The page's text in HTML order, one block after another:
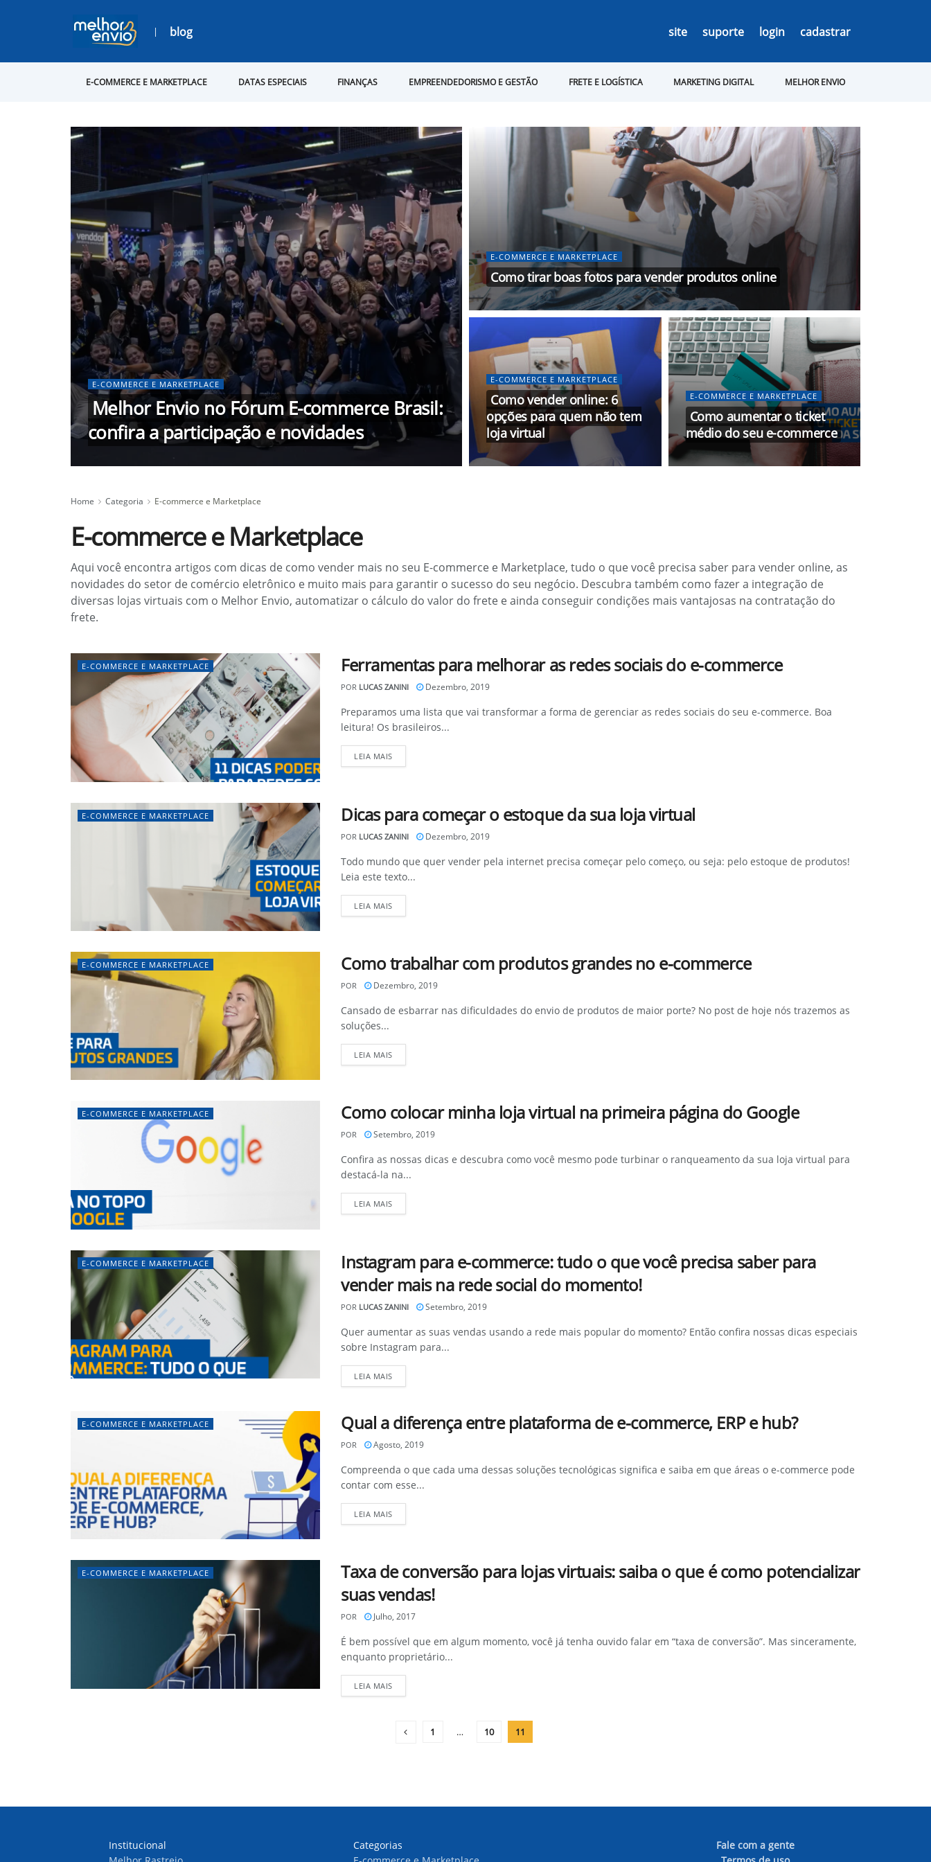
blog site suporte login cadastrar
E-COMMERCE E MARKETPLACE DATAS ESPECIAIS FINANÇAS EMPREENDEDORISMO E GESTÃO FRETE E LOGÍSTICA MARKETING DIGITAL MELHOR ENVIO
E-COMMERCE E MARKETPLACE
Melhor Envio no Fórum E-commerce Brasil:
confira a participação e novidades
E-COMMERCE E MARKETPLACE
Como tirar boas fotos para vender produtos online
E-COMMERCE E MARKETPLACE
Como vender online: 6
opções para quem não tem
loja virtual
E-COMMERCE E MARKETPLACE
Como aumentar o ticket
médio do seu e-commerce
Home Categoria E-commerce e Marketplace
E-commerce e Marketplace
Aqui você encontra artigos com dicas de como vender mais no seu E-commerce e Marketplace, tudo o que você precisa saber para vender online, as
novidades do setor de comércio eletrônico e muito mais para garantir o sucesso do seu negócio. Descubra também como fazer a integração de
diversas lojas virtuais com o Melhor Envio, automatizar o cálculo do valor do frete e ainda conseguir condições mais vantajosas na contratação do
frete.
E-COMMERCE E MARKETPLACE Ferramentas para melhorar as redes sociais do e-commerce
POR LUCAS ZANINI Dezembro, 2019
Preparamos uma lista que vai transformar a forma de gerenciar as redes sociais do seu e-commerce. Boa
leitura! Os brasileiros...
LEIA MAISDETAILS
E-COMMERCE E MARKETPLACE Dicas para começar o estoque da sua loja virtual
POR LUCAS ZANINI Dezembro, 2019
Todo mundo que quer vender pela internet precisa começar pelo começo, ou seja: pelo estoque de produtos!
Leia este texto...
LEIA MAISDETAILS
E-COMMERCE E MARKETPLACE Como trabalhar com produtos grandes no e-commerce
POR Dezembro, 2019
Cansado de esbarrar nas dificuldades do envio de produtos de maior porte? No post de hoje nós trazemos as
soluções...
LEIA MAISDETAILS
E-COMMERCE E MARKETPLACE Como colocar minha loja virtual na primeira página do Google
POR Setembro, 2019
Confira as nossas dicas e descubra como você mesmo pode turbinar o ranqueamento da sua loja virtual para
destacá-la na...
LEIA MAISDETAILS
E-COMMERCE E MARKETPLACE
Instagram para e-commerce: tudo o que você precisa saber para
vender mais na rede social do momento!
POR LUCAS ZANINI Setembro, 2019
Quer aumentar as suas vendas usando a rede mais popular do momento? Então confira nossas dicas especiais
sobre Instagram para...
LEIA MAISDETAILS
E-COMMERCE E MARKETPLACE Qual a diferença entre plataforma de e-commerce, ERP e hub?
POR Agosto, 2019
Compreenda o que cada uma dessas soluções tecnológicas significa e saiba em que áreas o e-commerce pode
contar com esse...
LEIA MAISDETAILS
E-COMMERCE E MARKETPLACE
Taxa de conversão para lojas virtuais: saiba o que é como potencializar
suas vendas!
POR Julho, 2017
É bem possível que em algum momento, você já tenha ouvido falar em “taxa de conversão”. Mas sinceramente,
enquanto proprietário...
LEIA MAISDETAILS
1 … 10 11
Institucional
Categorias
Fale com a gente